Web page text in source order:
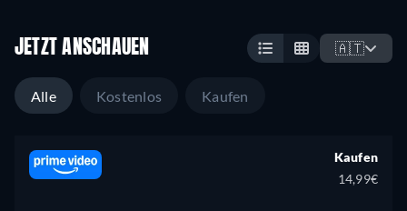
JETZT ANSCHAUEN 🇦🇹
Alle Kostenlos Kaufen
Kaufen
14,99€